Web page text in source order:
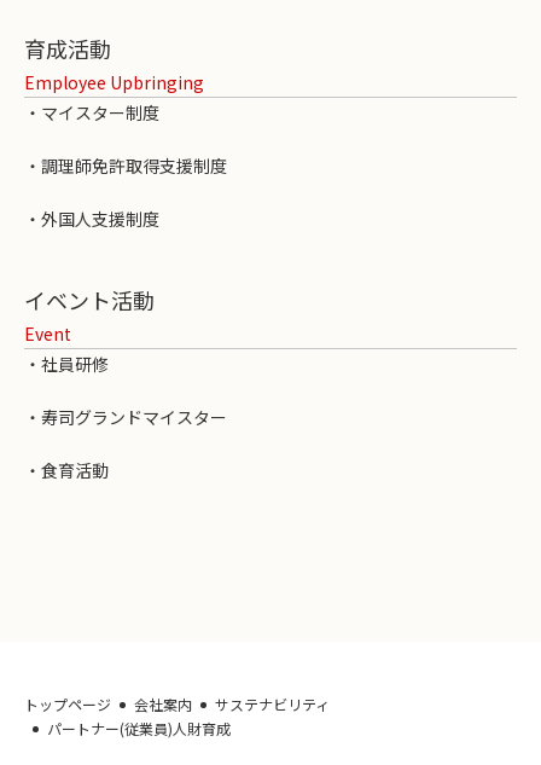
育成活動
Employee Upbringing
・マイスター制度
・調理師免許取得支援制度
・外国人支援制度
イベント活動
Event
・社員研修
・寿司グランドマイスター
・食育活動
トップページ 会社案内
サステナビリティ
パートナー(従業員)人財育成